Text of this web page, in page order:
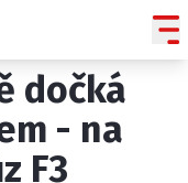
dočká
- na
F3